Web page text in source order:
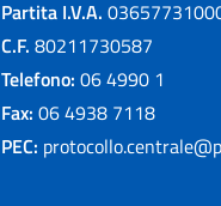
Partita I.V.A.
C.F. 80211730587
Telefono: 06 4990 1
Fax: 06 4938 7118
PEC: